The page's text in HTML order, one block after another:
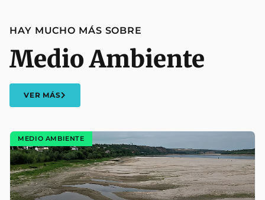
HAY MUCHO MÁS SOBRE
Medio Ambiente
VER MÁS
MEDIO AMBIENTE